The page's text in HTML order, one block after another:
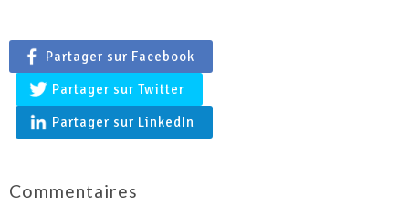
Partager sur Facebook
Partager sur Twitter
Partager sur LinkedIn
Commentaires